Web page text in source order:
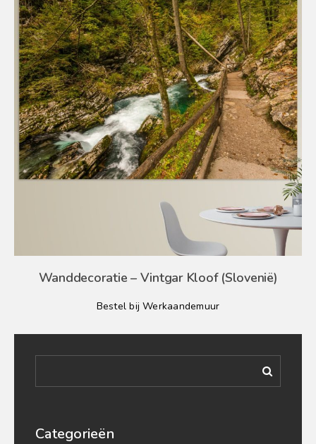
Wanddecoratie – Vintgar Kloof (Slovenië)
Bestel bij Werkaandemuur
Categorieën